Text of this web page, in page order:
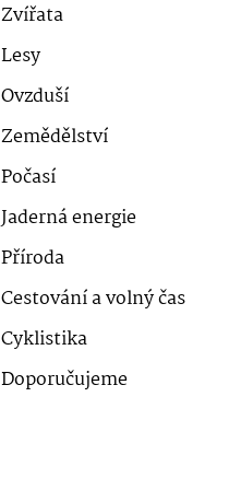
Zvířata
Lesy
Ovzduší
Zemědělství
Počasí
Jaderná energie
Příroda
Cestování a volný čas
Cyklistika
Doporučujeme